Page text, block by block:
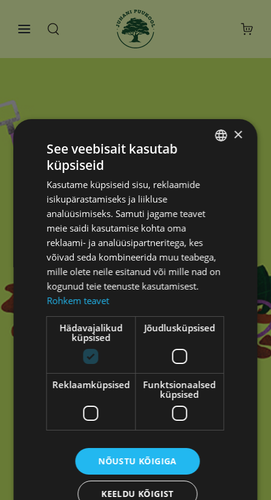
Oih!
Tundub, et siin ei läinud mitte midagi kasvama.
Tagasi avalehele
×
See veebisait kasutab
küpsiseid
Kasutame küpsiseid sisu, reklaamide
isikupärastamiseks ja liikluse
analüüsimiseks. Samuti jagame teavet
meie saidi kasutamise kohta oma
reklaami- ja analüüsipartneritega, kes
võivad seda kombineerida muu teabega,
mille olete neile esitanud või mille nad on
kogunud teie teenuste kasutamisest.
Rohkem teavet
Hädavajalikud
küpsised
Jõudlusküpsised
Reklaamküpsised
Funktsionaalsed
küpsised
NÕUSTU KÕIGIGA
KEELDU KÕIGIST